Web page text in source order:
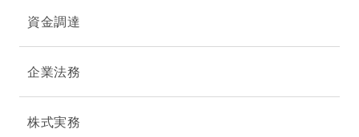
資金調達
企業法務
株式実務